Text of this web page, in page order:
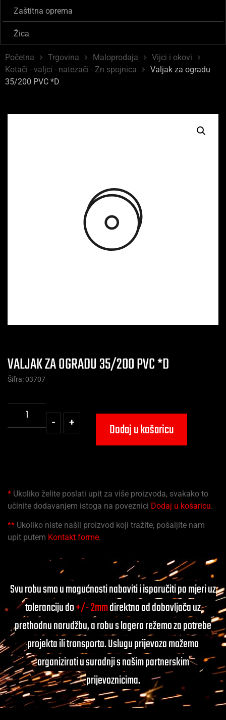
Zaštitna oprema
Žica
Početna Trgovina Maloprodaja
Vijci i okovi
Kotači - valjci - natezači - Zn spojnica
Valjak za ogradu
35/200 PVC *D
VALJAK ZA OGRADU 35/200 PVC *D
Šifra: 03707
- + Dodaj u košaricu
* Ukoliko želite poslati upit za više proizvoda, svakako to
učinite dodavanjem istoga na poveznici Dodaj u košaricu.
** Ukoliko niste našli proizvod koji tražite, pošaljite nam
upit putem Kontakt forme.
Svu robu smo u mogućnosti nabaviti i isporučiti po mjeri uz
toleranciju do+/- 2mmdirektno od dobavljača uz
prethodnu narudžbu, a robu s lagera režemo za potrebe
projekta ili transporta. Uslugu prijevoza možemo
organizirati u suradnji s našim partnerskim
prijevoznicima.